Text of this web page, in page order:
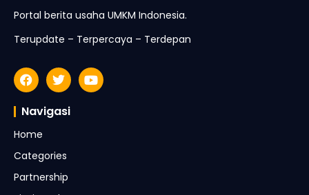
Portal berita usaha UMKM Indonesia.
Terupdate – Terpercaya – Terdepan
Navigasi
Home
Categories
Partnership